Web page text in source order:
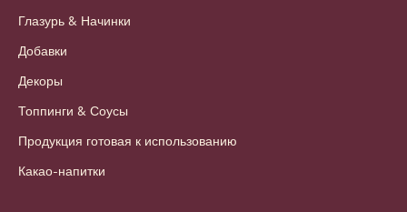
Глазурь & Начинки
Добавки
Декоры
Топпинги & Соусы
Продукция готовая к использованию
Какао-напитки